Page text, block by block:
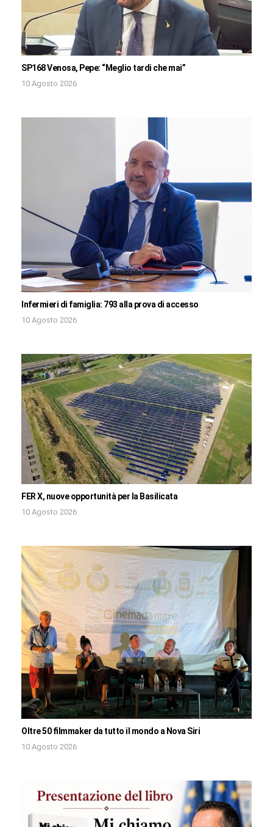
SP168 Venosa, Pepe: “Meglio tardi che mai”
10 Agosto 2026
Infermieri di famiglia: 793 alla prova di accesso
10 Agosto 2026
FER X, nuove opportunità per la Basilicata
10 Agosto 2026
Oltre 50 filmmaker da tutto il mondo a Nova Siri
10 Agosto 2026